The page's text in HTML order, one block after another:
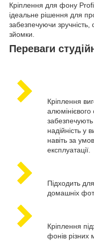
Кріплення для фону
ідеальне рішення для
забезпечуючи зручність,
зйомки.
Переваги
Кріплення
алюмінієвого
забезпечують
надійність у
навіть за
експлуатації.
Підходить
домашніх
Кріплення
фонів різних